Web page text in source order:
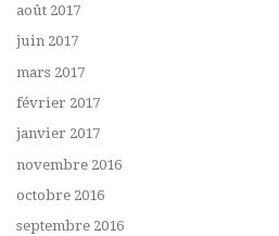
août 2017
juin 2017
mars 2017
février 2017
janvier 2017
novembre 2016
octobre 2016
septembre 2016